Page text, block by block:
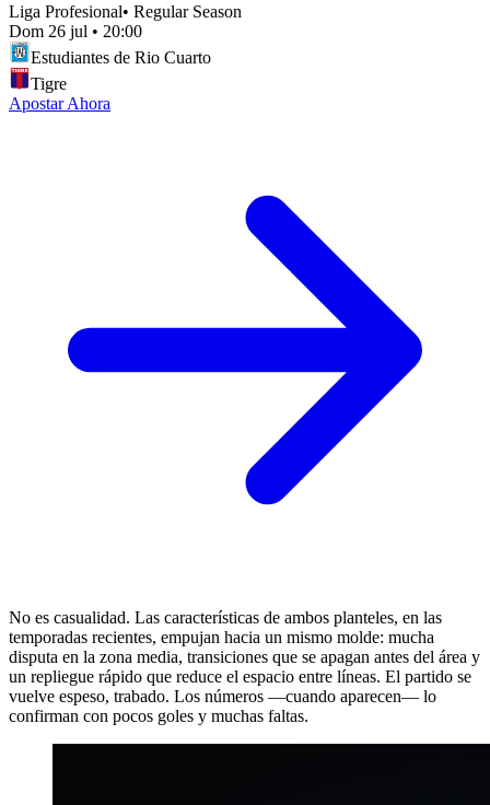
Liga Profesional• Regular Season
Dom 26 jul • 20:00
Estudiantes de Rio Cuarto
Tigre
Apostar Ahora
No es casualidad. Las características de ambos planteles, en las
temporadas recientes, empujan hacia un mismo molde: mucha
disputa en la zona media, transiciones que se apagan antes del área y
un repliegue rápido que reduce el espacio entre líneas. El partido se
vuelve espeso, trabado. Los números —cuando aparecen— lo
confirman con pocos goles y muchas faltas.